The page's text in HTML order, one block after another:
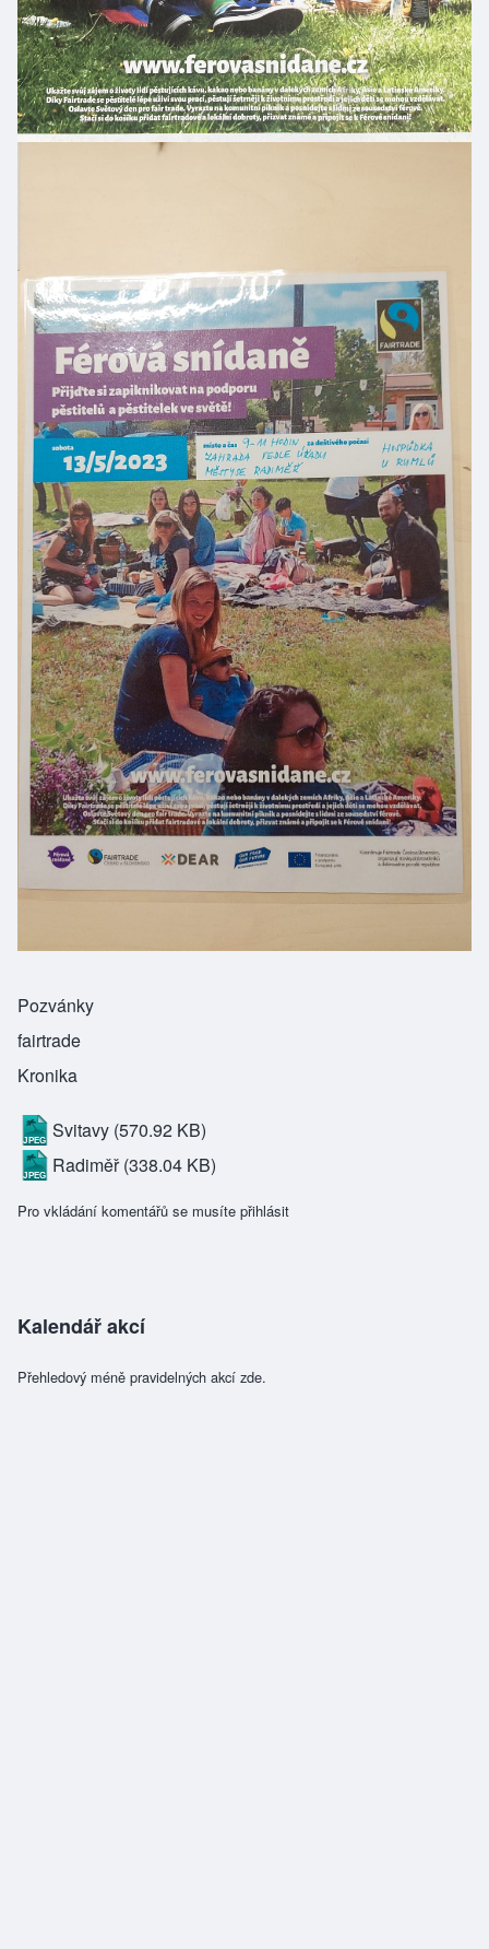
Pozvánky
fairtrade
Kronika
Svitavy (570.92 KB)
Radiměř (338.04 KB)
Pro vkládání komentářů se musíte přihlásit
Kalendář akcí
Přehledový méně pravidelných akcí zde.